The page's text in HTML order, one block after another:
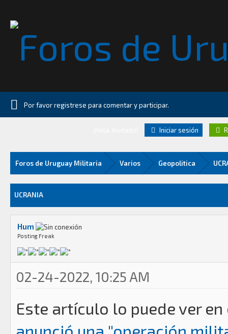
Por favor registrese para comentar y participar.
Iniciar sesión
Foros de Uruguay Militaria Varios Geopolitica
UCRANIA
Hum
Posting Freak
02-24-2022, 10:25 AM
Este artículo lo puede ver